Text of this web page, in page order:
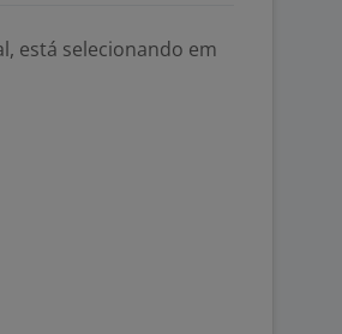
está selecionando em